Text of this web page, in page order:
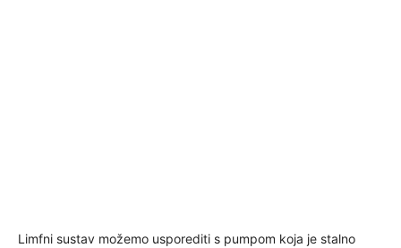
Limfni sustav možemo usporediti s pumpom koja je stalno